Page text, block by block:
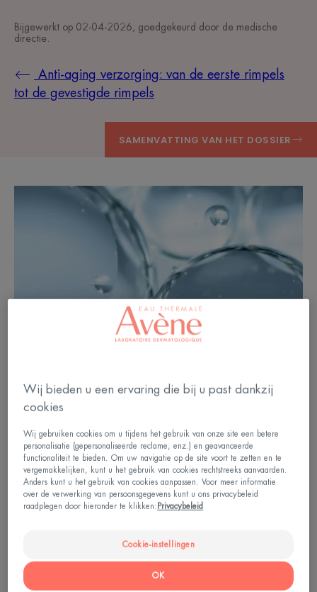
Bijgewerkt op 02-04-2026 , goedgekeurd door de medische
directie
Anti-aging verzorging: van de eerste rimpels
tot de gevestigde rimpels
SAMENVATTING VAN HET DOSSIER
Hyaluronzuur en collageen,
natuurlijke actieve bestanddelen
Wij bieden u een ervaring die bij u past dankzij
cookies
Wij gebruiken cookies om u tijdens het gebruik van onze site een betere
personalisatie (gepersonaliseerde reclame, enz.) en geavanceerde
functionaliteit te bieden. Om uw navigatie op de site voort te zetten en te
vergemakkelijken, kunt u het gebruik van cookies rechtstreeks aanvaarden.
Anders kunt u het gebruik van cookies aanpassen. Voor meer informatie
over de verwerking van persoonsgegevens kunt u ons privacybeleid
raadplegen door hieronder te klikken: Privacybeleid
Cookie-instellingen
OK